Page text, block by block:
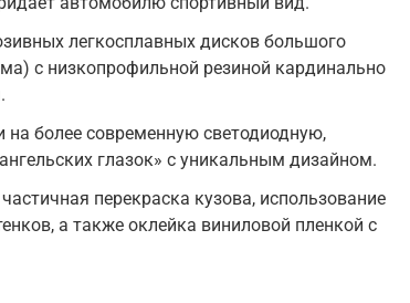
легкосплавных дисков большого
с низкопрофильной резиной кардинально
на более современную светодиодную,
глазок» с уникальным дизайном.
перекраска кузова, использование
а также оклейка виниловой пленкой с